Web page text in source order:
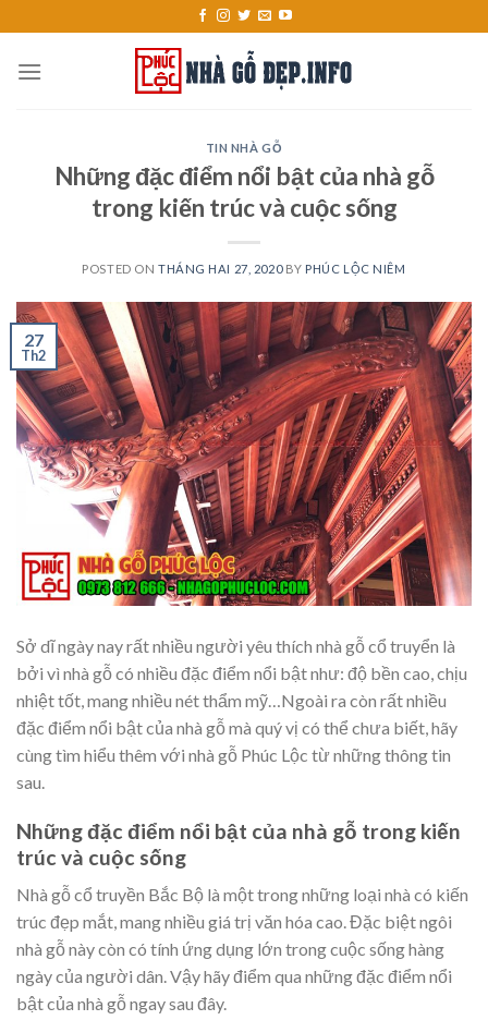
content
TIN NHÀ GỖ
Những đặc điểm nổi bật của nhà gỗ
trong kiến trúc và cuộc sống
POSTED ON THÁNG HAI 27, 2020BY PHÚC LỘC NIÊM
27
Th2
Sở dĩ ngày nay rất nhiều người yêu thích nhà gỗ cổ truyển là
bởi vì nhà gỗ có nhiều đặc điểm nổi bật như: độ bền cao, chịu
nhiệt tốt, mang nhiều nét thẩm mỹ…Ngoài ra còn rất nhiều
đặc điểm nổi bật của nhà gỗ mà quý vị có thể chưa biết, hãy
cùng tìm hiểu thêm với nhà gỗ Phúc Lộc từ những thông tin
sau.
Những đặc điểm nổi bật của nhà gỗ trong kiến
trúc và cuộc sống
Nhà gỗ cổ truyền Bắc Bộ là một trong những loại nhà có kiến
trúc đẹp mắt, mang nhiều giá trị văn hóa cao. Đặc biệt ngôi
nhà gỗ này còn có tính ứng dụng lớn trong cuộc sống hàng
ngày của người dân. Vậy hãy điểm qua những đặc điểm nổi
bật của nhà gỗ ngay sau đây.